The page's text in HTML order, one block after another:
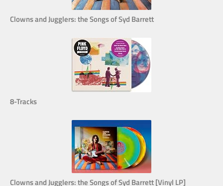
Clowns and Jugglers: the Songs of Syd Barrett
8-Tracks
Clowns and Jugglers: the Songs of Syd Barrett [Vinyl LP]